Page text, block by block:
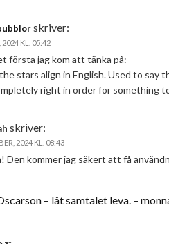
skriver:
2024 KL. 05:42
första jag kom att tänka på:
stars align in English. Used to say
right in order for something
skriver:
2024 KL. 08:43
Den kommer jag säkert att få
– låt samtalet leva. –